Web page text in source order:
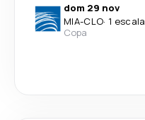
dom 29 nov
MIA-CLO· 1 escala
Copa